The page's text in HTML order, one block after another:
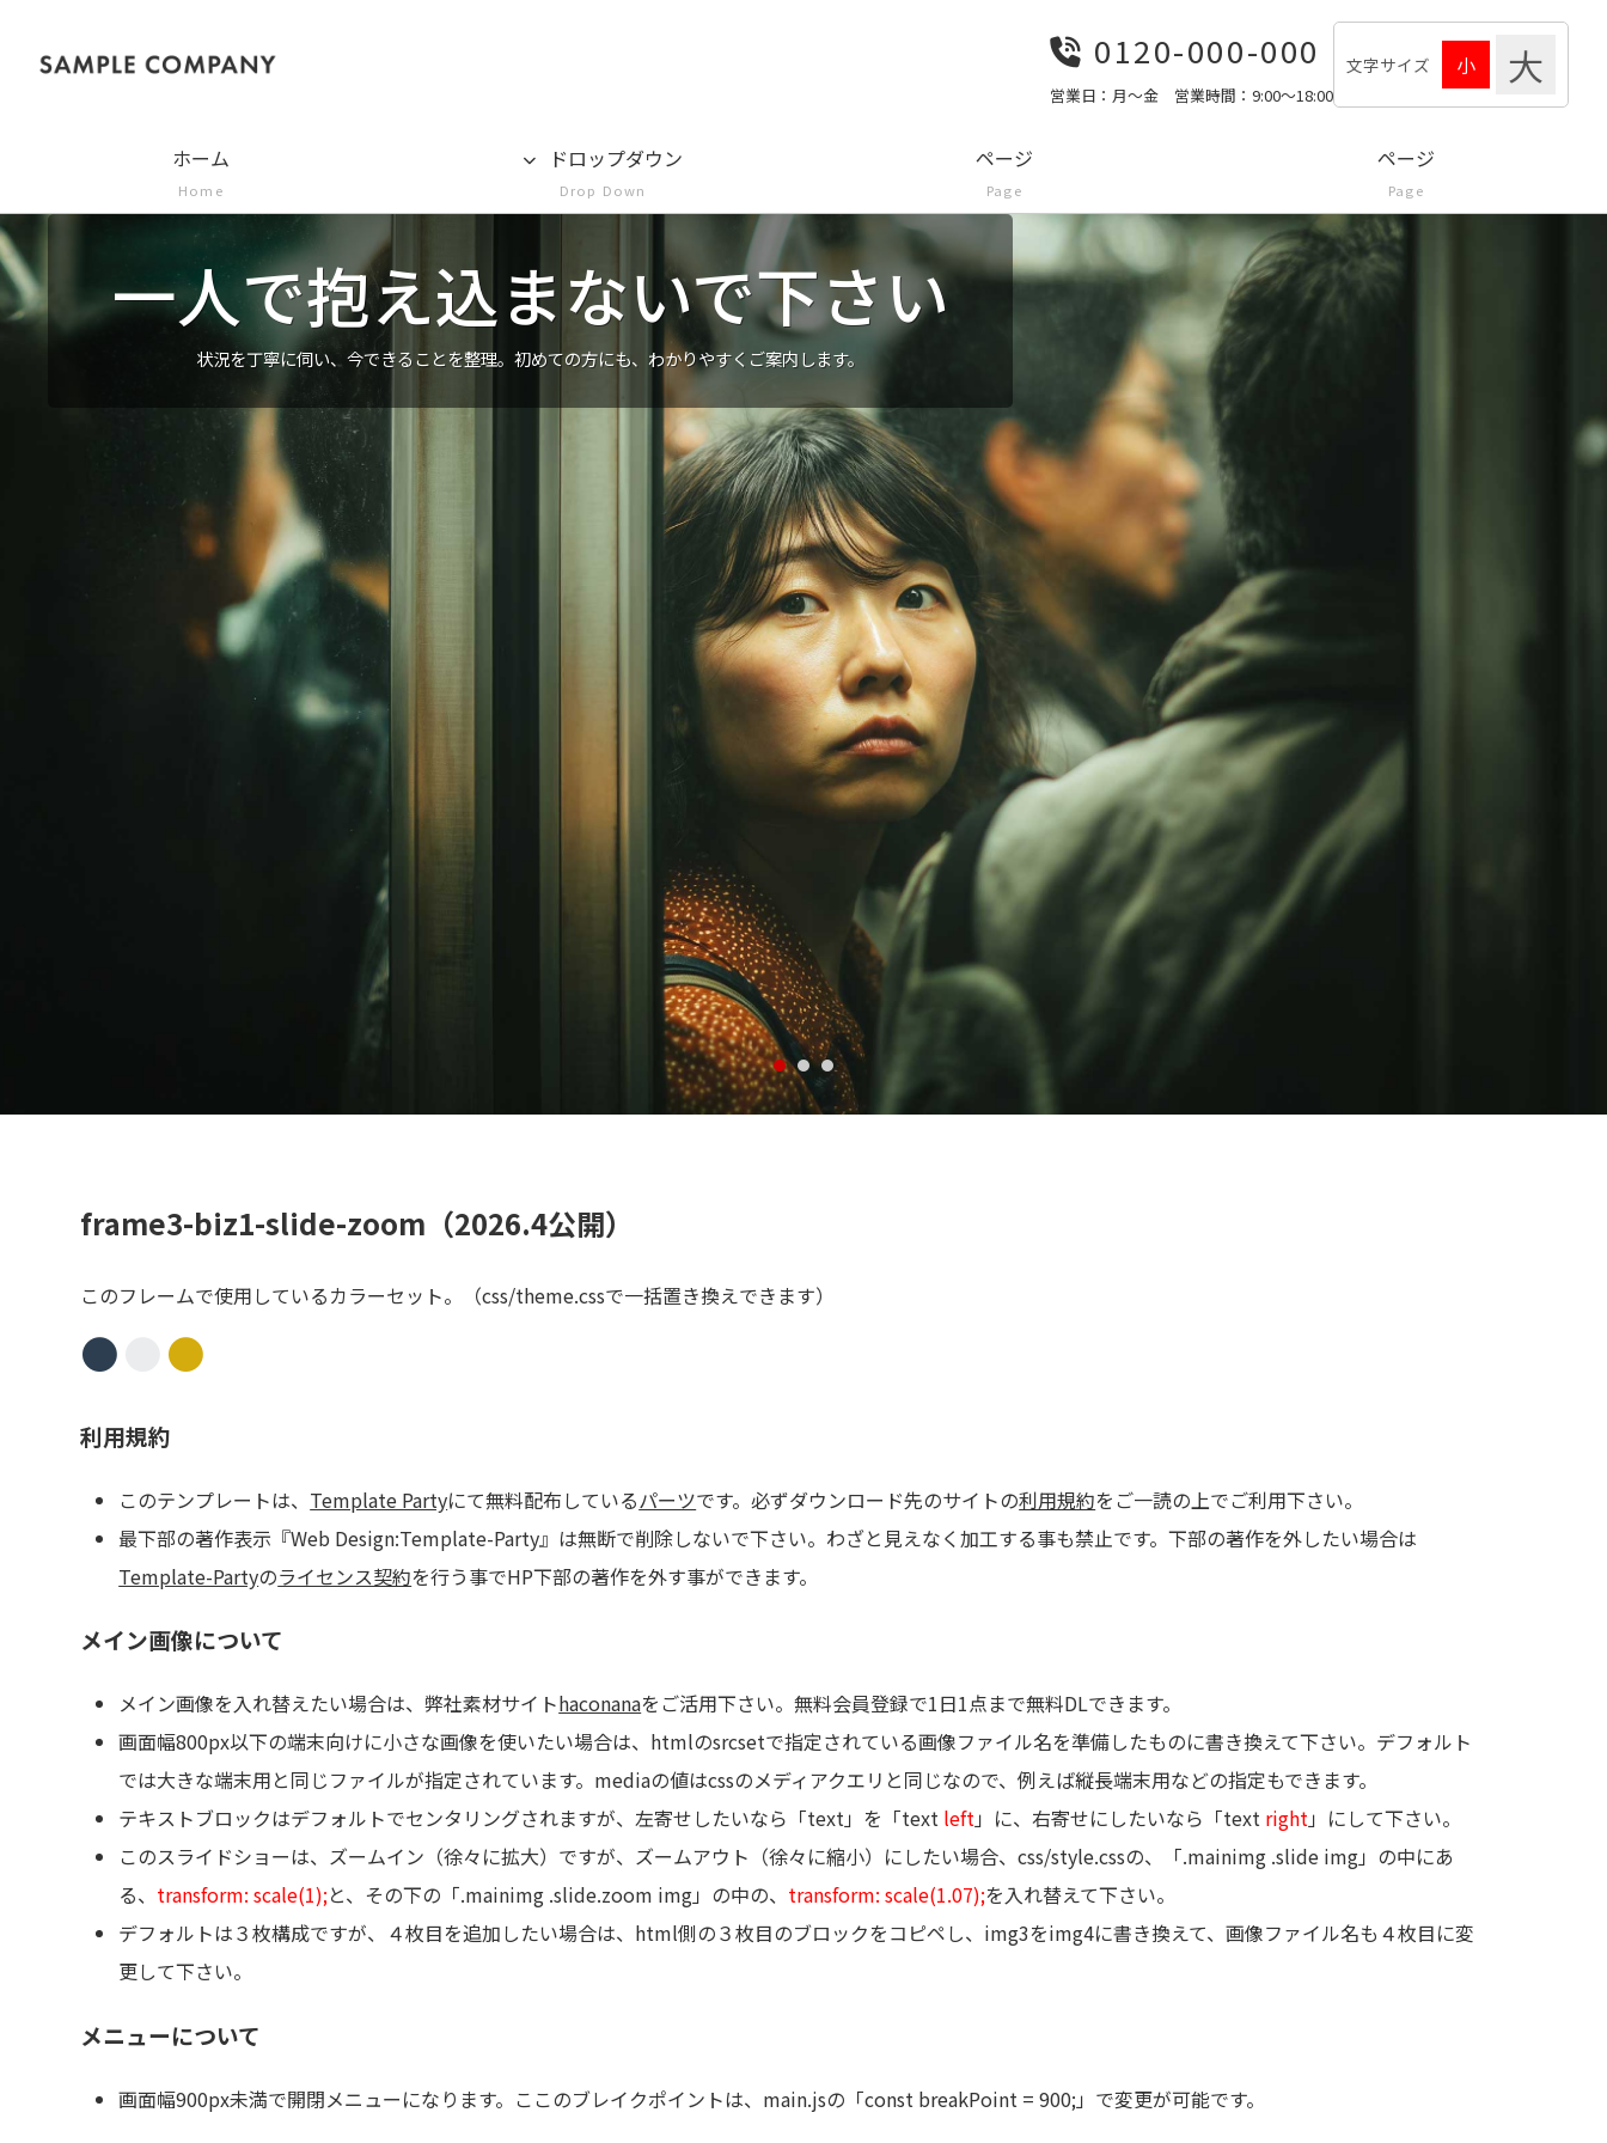
0120-000-000
営業日：月〜金 営業時間：9:00〜18:00
文字サイズ
ホーム
Home
ドロップダウン
Drop Down
ページ
Page
ページ
Page
一人で抱え込まないで下さい
状況を丁寧に伺い、今できることを整理。初めての方にも、わかりやすくご案内します。
選択肢をわかりやすく提示
迅速・丁寧にサポート
frame3-biz1-slide-zoom（2026.4公開）
このフレームで使用しているカラーセット。（css/theme.cssで一括置き換えできます）
● ●
利用規約
このテンプレートは、 Template Partyにて無料配布しているパーツです。必ずダウンロード先のサイトの利用規約をご一読の上でご利用下さい。
最下部の著作表示『Web Design:Template-Party』は無断で削除しないで下さい。わざと見えなく加工する事も禁止です。下部の著作を外したい場合は
Template-Partyのライセンス契約を行う事でHP下部の著作を外す事ができます。
メイン画像について
メイン画像を入れ替えたい場合は、弊社素材サイトhaconanaをご活用下さい。無料会員登録で1日1点まで無料DLできます。
画面幅800px以下の端末向けに小さな画像を使いたい場合は、htmlのsrcsetで指定されている画像ファイル名を準備したものに書き換えて下さい。デフォルト
では大きな端末用と同じファイルが指定されています。mediaの値はcssのメディアクエリと同じなので、例えば縦長端末用などの指定もできます。
テキストブロックはデフォルトでセンタリングされますが、左寄せしたいなら「text」を「text left」に、右寄せにしたいなら「text right」にして下さい。
このスライドショーは、ズームイン（徐々に拡大）ですが、ズームアウト（徐々に縮小）にしたい場合、css/style.cssの、「.mainimg .slide img」の中にあ
る、 transform: scale(1);と、その下の「.mainimg .slide.zoom img」の中の、 transform: scale(1.07);を入れ替えて下さい。
デフォルトは３枚構成ですが、４枚目を追加したい場合は、html側の３枚目のブロックをコピペし、img3をimg4に書き換えて、画像ファイル名も４枚目に変
更して下さい。
メニューについて
画面幅900px未満で開閉メニューになります。ここのブレイクポイントは、main.jsの「const breakPoint = 900;」で変更が可能です。